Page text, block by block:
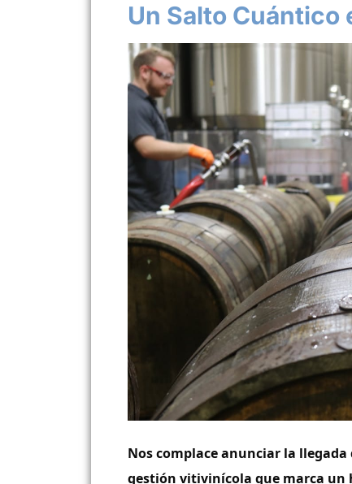
Un Salto Cuántico
Nos complace anunciar la
gestión vitivinícola que marca